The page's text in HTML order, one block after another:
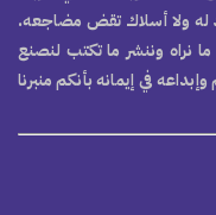
له ولا أسلاك تقض مضاجعه.
ما نراه وننشر ما تكتب لنصنع
في إيمانه بأنكم منبرنا